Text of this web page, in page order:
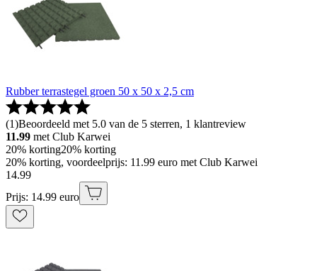
Rubber terrastegel groen 50 x 50 x 2,5 cm
(1)Beoordeeld met 5.0 van de 5 sterren, 1 klantreview
11.99 met Club Karwei
20% korting20% korting
20% korting, voordeelprijs: 11.99 euro met Club Karwei
14.99
Prijs: 14.99 euro